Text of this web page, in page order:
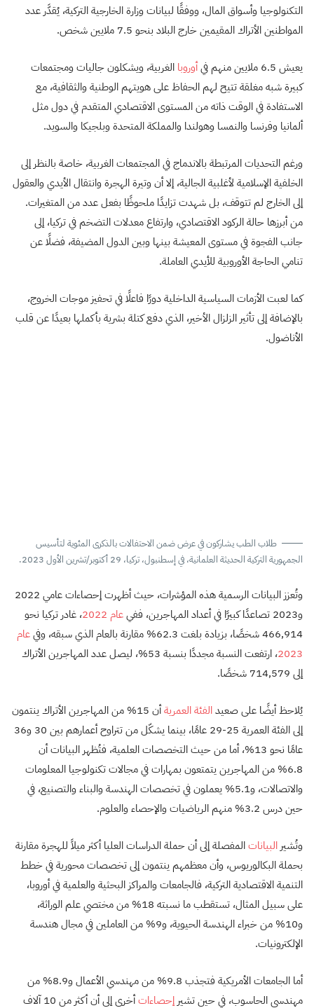
التكنولوجيا وأسواق المال، ووفقًا لبيانات وزارة الخارجية التركية، يُقدَّر عدد
المواطنين الأتراك المقيمين خارج البلاد بنحو 7.5 ملايين شخص.
يعيش 6.5 ملايين منهم في أوروبا الغربية، ويشكلون جاليات ومجتمعات
كبيرة شبه مغلقة تتيح لهم الحفاظ على هويتهم الوطنية والثقافية، مع
الاستفادة في الوقت ذاته من المستوى الاقتصادي المتقدم في دول مثل
ألمانيا وفرنسا والنمسا وهولندا والمملكة المتحدة وبلجيكا والسويد.
ورغم التحديات المرتبطة بالاندماج في المجتمعات الغربية، خاصة بالنظر إلى
الخلفية الإسلامية لأغلبية الجالية، إلا أن وتيرة الهجرة وانتقال الأيدي والعقول
إلى الخارج لم تتوقف، بل شهدت تزايدًا ملحوظًا بفعل عدد من المتغيرات.
من أبرزها حالة الركود الاقتصادي، وارتفاع معدلات التضخم في تركيا، إلى
جانب الفجوة في مستوى المعيشة بينها وبين الدول المضيفة، فضلًا عن
تنامي الحاجة الأوروبية للأيدي العاملة.
كما لعبت الأزمات السياسية الداخلية دورًا فاعلًا في تحفيز موجات الخروج،
بالإضافة إلى تأثير الزلزال الأخير، الذي دفع كتلة بشرية بأكملها بعيدًا عن قلب
الأناضول.
طلاب الطب يشاركون في عرض ضمن الاحتفالات بالذكرى المئوية لتأسيس
الجمهورية التركية الحديثة العلمانية، في إسطنبول، تركيا، 29 أكتوبر/تشرين الأول 2023.
وتُعزز البيانات الرسمية هذه المؤشرات، حيث أظهرت إحصاءات عامي 2022
و2023 تصاعدًا كبيرًا في أعداد المهاجرين، ففي
عام 2022
، غادر تركيا نحو
466,914 شخصًا، بزيادة بلغت 62.3% مقارنة بالعام الذي سبقه، وفي
عام
2023
، ارتفعت النسبة مجددًا بنسبة 53%، ليصل عدد المهاجرين الأتراك
إلى 714,579 شخصًا.
يُلاحظ أيضًا على صعيدالفئة العمرية
أن 15% من المهاجرين الأتراك ينتمون
إلى الفئة العمرية 25-29 عامًا، بينما يشكّل من تتراوح أعمارهم بين 30 و36
عامًا نحو 13%، أما من حيث التخصصات العلمية، فتُظهر البيانات أن
6.8% من المهاجرين يتمتعون بمهارات في مجالات تكنولوجيا المعلومات
والاتصالات، و5.1% يعملون في تخصصات الهندسة والبناء والتصنيع، في
حين درس 3.2% منهم الرياضيات والإحصاء والعلوم.
وتُشير البياناتالمفصلة إلى أن حملة الدراسات العليا أكثر ميلاً للهجرة مقارنة
بحملة البكالوريوس، وأن معظمهم ينتمون إلى تخصصات محورية في خطط
التنمية الاقتصادية التركية، فالجامعات والمراكز البحثية والعلمية في أوروبا،
على سبيل المثال، تستقطب ما نسبته 18% من مختصي علم الوراثة،
و10% من خبراء الهندسة الحيوية، و9% من العاملين في مجال هندسة
الإلكترونيات.
أما الجامعات الأمريكية فتجذب 9.8% من مهندسي الأعمال و8.9% من
مهندسي الحاسوب، في حين تشير إحصاءات أخرى إلى أن أكثر من 10 آلاف